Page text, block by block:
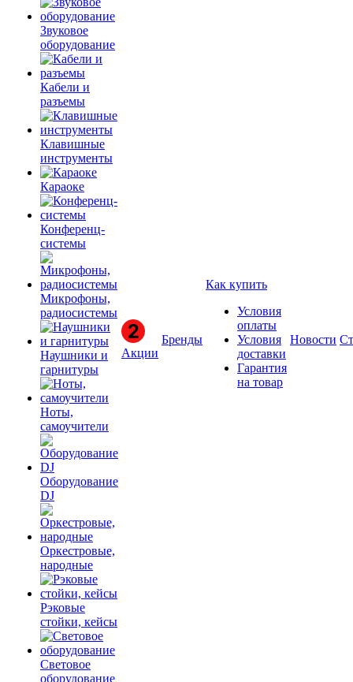
Звуковое
оборудование
Кабели и
разъемы
Клавишные
инструменты
Караоке
Конференц-
системы
Микрофоны,
радиосистемы
Наушники и
гарнитуры
Ноты,
самоучители
Оборудование
DJ
Оркестровые,
народные
Рэковые
стойки, кейсы
Световое
оборудование
Акции
Бренды
Как купить
Условия
оплаты
Условия
доставки
Гарантия
на товар
Новости